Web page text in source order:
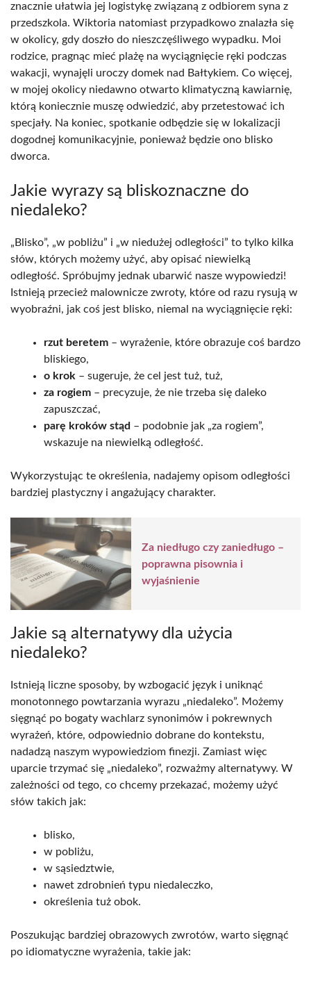
znacznie ułatwia jej logistykę związaną z odbiorem syna z
przedszkola. Wiktoria natomiast przypadkowo znalazła się
w okolicy, gdy doszło do nieszczęśliwego wypadku. Moi
rodzice, pragnąc mieć plażę na wyciągnięcie ręki podczas
wakacji, wynajęli uroczy domek nad Bałtykiem. Co więcej,
w mojej okolicy niedawno otwarto klimatyczną kawiarnię,
którą koniecznie muszę odwiedzić, aby przetestować ich
specjały. Na koniec, spotkanie odbędzie się w lokalizacji
dogodnej komunikacyjnie, ponieważ będzie ono blisko
dworca.
Jakie wyrazy są bliskoznaczne do
niedaleko?
„Blisko”, „w pobliżu” i „w niedużej odległości” to tylko kilka
słów, których możemy użyć, aby opisać niewielką
odległość. Spróbujmy jednak ubarwić nasze wypowiedzi!
Istnieją przecież malownicze zwroty, które od razu rysują w
wyobraźni, jak coś jest blisko, niemal na wyciągnięcie ręki:
rzut beretem – wyrażenie, które obrazuje coś bardzo
bliskiego,
o krok – sugeruje, że cel jest tuż, tuż,
za rogiem – precyzuje, że nie trzeba się daleko
zapuszczać,
parę kroków stąd – podobnie jak „za rogiem”,
wskazuje na niewielką odległość.
Wykorzystując te określenia, nadajemy opisom odległości
bardziej plastyczny i angażujący charakter.
Za niedługo czy zaniedługo –
poprawna pisownia i
wyjaśnienie
Jakie są alternatywy dla użycia
niedaleko?
Istnieją liczne sposoby, by wzbogacić język i uniknąć
monotonnego powtarzania wyrazu „niedaleko”. Możemy
sięgnąć po bogaty wachlarz synonimów i pokrewnych
wyrażeń, które, odpowiednio dobrane do kontekstu,
nadadzą naszym wypowiedziom finezji. Zamiast więc
uparcie trzymać się „niedaleko”, rozważmy alternatywy. W
zależności od tego, co chcemy przekazać, możemy użyć
słów takich jak:
blisko,
w pobliżu,
w sąsiedztwie,
nawet zdrobnień typu niedaleczko,
określenia tuż obok.
Poszukując bardziej obrazowych zwrotów, warto sięgnąć
po idiomatyczne wyrażenia, takie jak: